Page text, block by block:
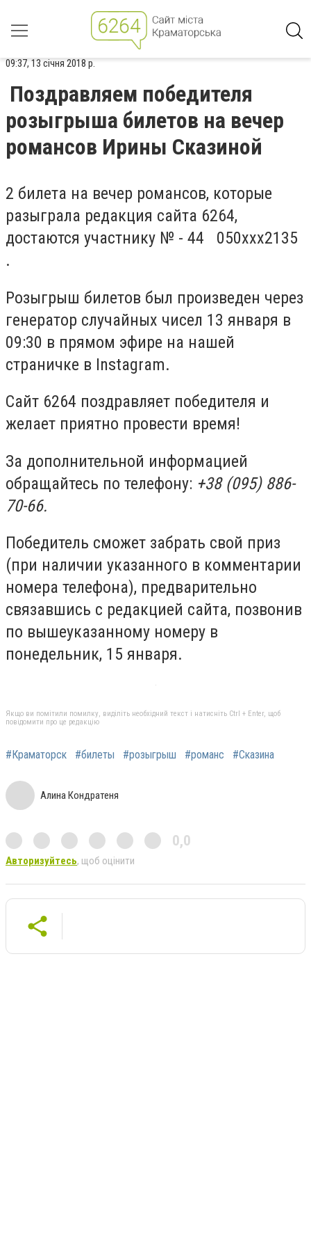
09:37, 13 січня 2018 р.
Поздравляем победителя
розыгрыша билетов на вечер
романсов Ирины Сказиной
2 билета на вечер романсов, которые
разыграла редакция сайта 6264,
достаются участнику № - 44 050ххх2135
.
Розыгрыш билетов был произведен через
генератор случайных чисел 13 января в
09:30 в прямом эфире на нашей
страничке в Instagram.
Сайт 6264 поздравляет победителя и
желает приятно провести время!
За дополнительной информацией
обращайтесь по телефону: +38 (095) 886-
70-66.
Победитель сможет забрать свой приз
(при наличии указанного в комментарии
номера телефона), предварительно
связавшись с редакцией сайта, позвонив
по вышеуказанному номеру в
понедельник, 15 января.
Якщо ви помітили помилку, виділіть необхідний текст і натисніть Ctrl + Enter, щоб
повідомити про це редакцію
#Краматорск #билеты #розыгрыш #романс #Сказина
Алина Кондратеня
0,0
Авторизуйтесь, щоб оцінити